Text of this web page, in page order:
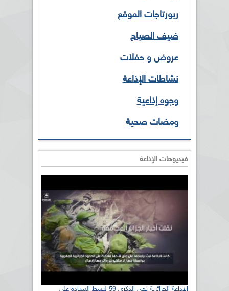
ربورتاجات الموقع
ضيف الصباح
عروض و حفلات
نشاطات الإذاعة
وجوه إذاعية
ومضات صحية
فيديوهات الإذاعة